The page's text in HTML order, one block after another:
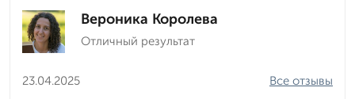
Вероника Королева
Отличный результат
23.04.2025
Все отзывы